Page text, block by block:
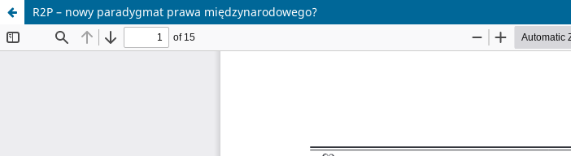
R2P – nowy paradygmat prawa międzynarodowego?